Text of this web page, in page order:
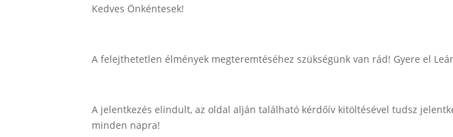
Kedves Önkéntesek!
A felejthetetlen élmények megteremtéséhez szükségünk van rád! Gyere el
A jelentkezés elindult, az oldal alján található kérdőív kitöltésével tudsz
minden napra!